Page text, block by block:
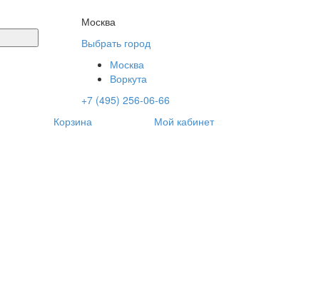
Москва
Выбрать город
Москва
Воркута
+7 (495) 256-06-66
Корзина Мой кабинет